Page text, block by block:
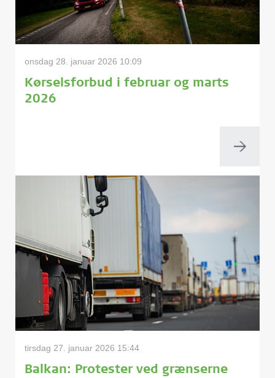
onsdag 28. januar 2026 10:09
Kørselsforbud i februar og marts
2026
tirsdag 27. januar 2026 15:44
Balkan: Protester ved grænserne